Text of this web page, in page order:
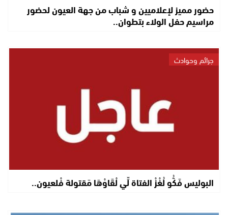
حضور مميز لإعلاميين و شباب من جهة العيون لحضور
مراسيم حفل الولاء بتطوان..
جرائم وحوادث
البوليس فَكُّو لُغْزْ الفتاة لِّي لْقَاوْهَا مَقتولة فْلعيون..